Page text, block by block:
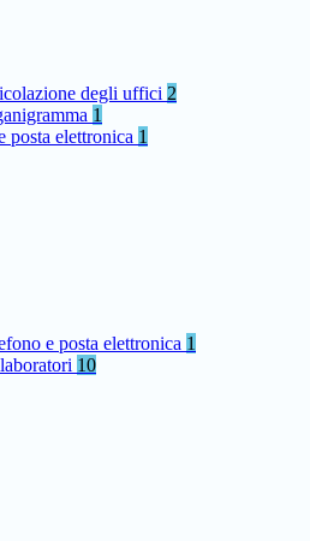
degli uffici 2
1
posta elettronica 1
e posta elettronica 1
10